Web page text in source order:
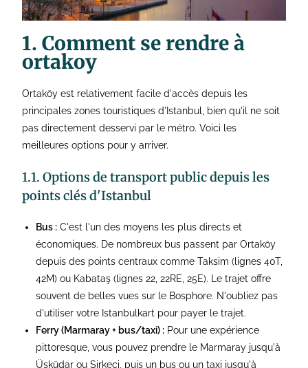
1. Comment se rendre à
ortakoy
Ortaköy est relativement facile d'accès depuis les
principales zones touristiques d'Istanbul, bien qu'il ne soit
pas directement desservi par le métro. Voici les
meilleures options pour y arriver.
1.1. Options de transport public depuis les
points clés d'Istanbul
Bus : C'est l'un des moyens les plus directs et
économiques. De nombreux bus passent par Ortaköy
depuis des points centraux comme Taksim (lignes 40T,
42M) ou Kabataş (lignes 22, 22RE, 25E). Le trajet offre
souvent de belles vues sur le Bosphore. N'oubliez pas
d'utiliser votre Istanbulkart pour payer le trajet.
Ferry (Marmaray + bus/taxi) : Pour une expérience
pittoresque, vous pouvez prendre le Marmaray jusqu'à
Üsküdar ou Sirkeci, puis un bus ou un taxi jusqu'à